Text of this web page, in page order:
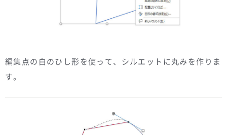
編集点の白のひし形を使って、シルエットに丸みを作りま
す。